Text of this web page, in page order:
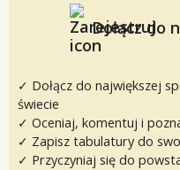
Dołącz do
✓ Dołącz do największej
świecie
✓ Oceniaj, komentuj i
✓ Zapisz tabulatury do
✓ Przyczyniaj się do